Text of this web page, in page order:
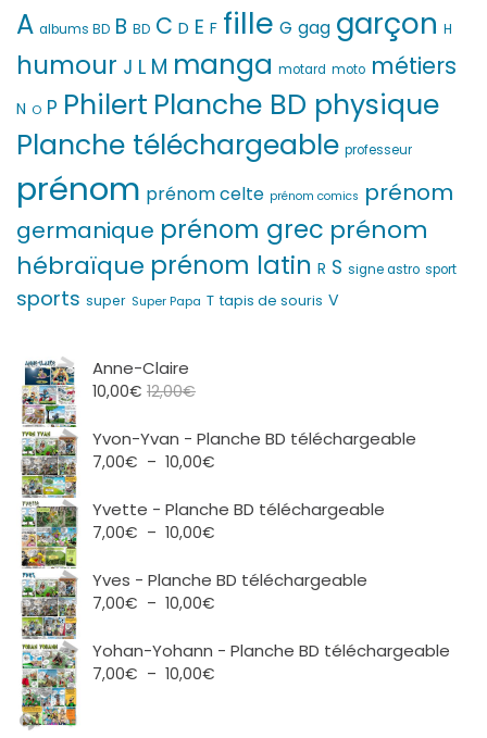
A albums BD B BD C D E F fille G gag garçon H
humour J L M manga motard moto métiers
N O P Philert Planche BD physique
Planche téléchargeable professeur
prénom prénom celte prénom comics prénom
germanique prénom grec prénom
hébraïque prénom latin R S signe astro sport
sports super Super Papa T tapis de souris V
Anne-Claire
10,00€ 12,00€
Yvon-Yvan - Planche BD téléchargeable
7,00€ – 10,00€
prix :
10,00€
Yvette - Planche BD téléchargeable
7,00€ – 10,00€
prix :
10,00€
Yves - Planche BD téléchargeable
7,00€ – 10,00€
prix :
Yohan-Yohann - Planche BD téléchargeable
7,00€ – 10,00€